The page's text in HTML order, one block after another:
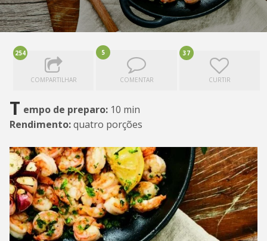
254
COMPARTILHAR
5
COMENTAR
37
CURTIR
T empo de preparo: 10 min
Rendimento:quatro porções